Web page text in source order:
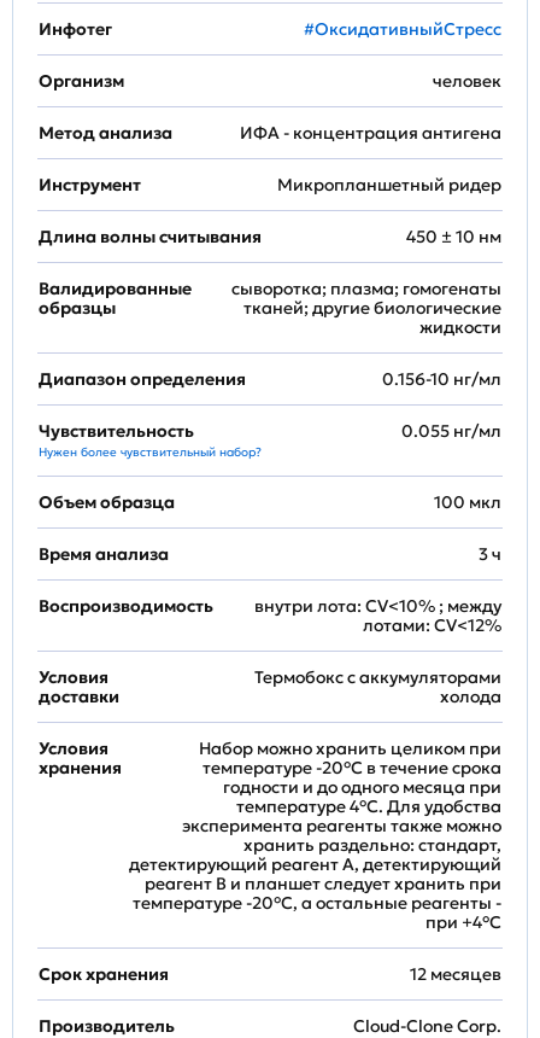
Инфотег #ОксидативныйСтресс
Организм человек
Метод анализа ИФА - концентрация антигена
Инструмент Микропланшетный ридер
Длина волны считывания 450 ± 10 нм
Валидированные
образцы
сыворотка; плазма; гомогенаты
тканей; другие биологические
жидкости
Диапазон определения 0.156-10 нг/мл
Чувствительность
Нужен более чувствительный набор?
0.055 нг/мл
Объем образца 100 мкл
Время анализа 3 ч
Воспроизводимость
внутри лота: CV<10% ; между
лотами: CV<12%
Условия
доставки
Термобокс с аккумуляторами
холода
Условия
хранения
Набор можно хранить целиком при
температуре -20°C в течение срока
годности и до одного месяца при
температуре 4°C. Для удобства
эксперимента реагенты также можно
хранить раздельно: стандарт,
детектирующий реагент A, детектирующий
реагент B и планшет следует хранить при
температуре -20°C, а остальные реагенты -
при +4°С
Срок хранения 12 месяцев
Производитель Cloud-Clone Corp.